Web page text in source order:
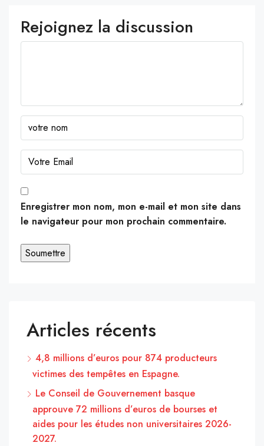
Rejoignez la discussion
Enregistrer mon nom, mon e-mail et mon site dans
le navigateur pour mon prochain commentaire.
Articles récents
4,8 millions d’euros pour 874 producteurs
victimes des tempêtes en Espagne.
Le Conseil de Gouvernement basque
approuve 72 millions d’euros de bourses et
aides pour les études non universitaires 2026-
2027.